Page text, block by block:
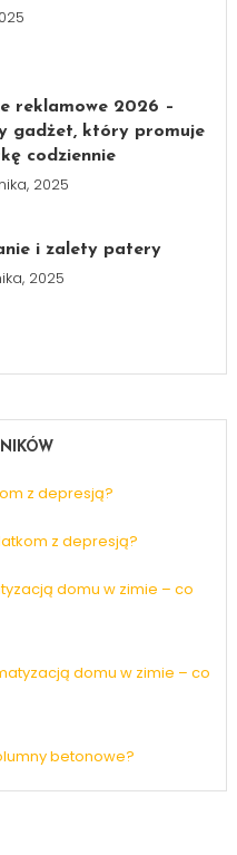
reklamowe 2026 –
gadżet, który promuje
codziennie
2025
i zalety patery
2025
z depresją?
z depresją?
domu w zimie – co
domu w zimie – co
betonowe?